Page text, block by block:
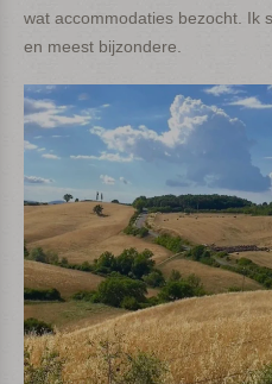
wat accommodaties bezocht. Ik
en meest bijzondere.